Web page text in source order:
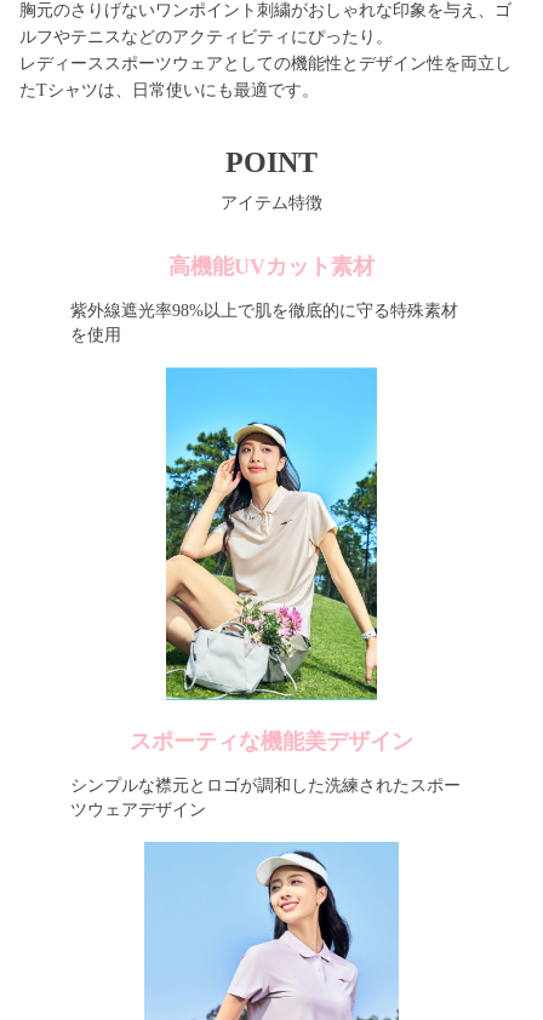
胸元のさりげないワンポイント刺繍がおしゃれな印象を与え、ゴ
ルフやテニスなどのアクティビティにぴったり。
レディーススポーツウェアとしての機能性とデザイン性を両立し
たTシャツは、日常使いにも最適です。
POINT
アイテム特徴
高機能UVカット素材
紫外線遮光率98%以上で肌を徹底的に守る特殊素材
を使用
スポーティな機能美デザイン
シンプルな襟元とロゴが調和した洗練されたスポー
ツウェアデザイン